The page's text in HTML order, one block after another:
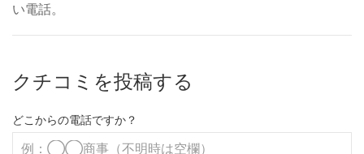
い電話。
クチコミを投稿する
どこからの電話ですか？